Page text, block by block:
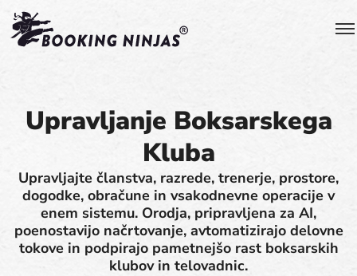
Upravljanje Boksarskega
Kluba
Upravljajte članstva, razrede, trenerje, prostore,
dogodke, obračune in vsakodnevne operacije v
enem sistemu. Orodja, pripravljena za AI,
poenostavijo načrtovanje, avtomatizirajo delovne
tokove in podpirajo pametnejšo rast boksarskih
klubov in telovadnic.